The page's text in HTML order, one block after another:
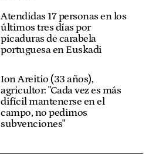
Atendidas 17 personas en los
últimos tres días por
picaduras de carabela
portuguesa en Euskadi
Ion Areitio (33 años),
agricultor: "Cada vez es más
difícil mantenerse en el
campo, no pedimos
subvenciones"